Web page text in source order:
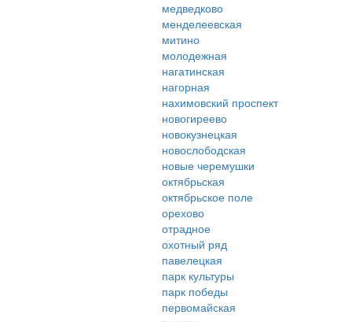
медведково
менделеевская
митино
молодежная
нагатинская
нагорная
нахимовский проспект
новогиреево
новокузнецкая
новослободская
новые черемушки
октябрьская
октябрьское поле
орехово
отрадное
охотный ряд
павелецкая
парк культуры
парк победы
первомайская